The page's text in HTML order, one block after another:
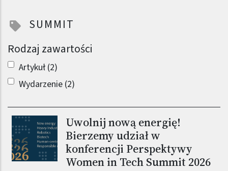
SUMMIT
Rodzaj zawartości
Artykuł (2)
Wydarzenie (2)
Obraz (old)
Uwolnij nową energię!
Bierzemy udział w
konferencji Perspektywy
Women in Tech Summit 2026